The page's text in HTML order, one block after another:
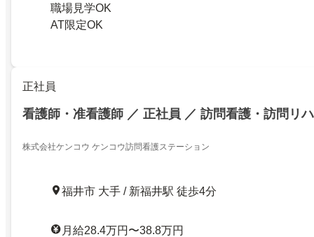
職場見学OK
AT限定OK
正社員
看護師・准看護師 ／ 正社員 ／ 訪問看護・訪問リハ
株式会社ケンコウ ケンコウ訪問看護ステーション
福井市 大手 / 新福井駅 徒歩4分
月給28.4万円〜38.8万円